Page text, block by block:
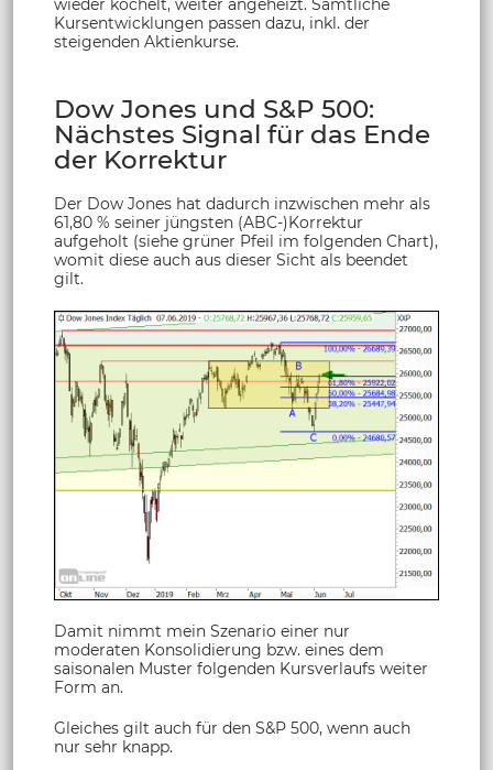
wieder köchelt, weiter angeheizt. Sämtliche
Kursentwicklungen passen dazu, inkl. der
steigenden Aktienkurse.
Dow Jones und S&P 500:
Nächstes Signal für das Ende
der Korrektur
Der Dow Jones hat dadurch inzwischen mehr als
61,80 % seiner jüngsten (ABC-)Korrektur
aufgeholt (siehe grüner Pfeil im folgenden Chart),
womit diese auch aus dieser Sicht als beendet
gilt.
Damit nimmt mein Szenario einer nur
moderaten Konsolidierung bzw. eines dem
saisonalen Muster folgenden Kursverlaufs weiter
Form an.
Gleiches gilt auch für den S&P 500, wenn auch
nur sehr knapp.